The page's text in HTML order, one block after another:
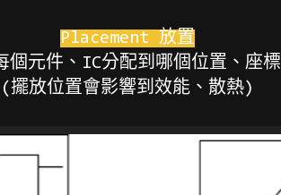
Placement 放置
個元件、IC分配到哪個位置、座標
(擺放位置會影響到效能、散熱)